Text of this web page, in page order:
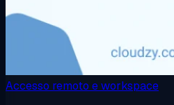
Accesso remoto e workspace